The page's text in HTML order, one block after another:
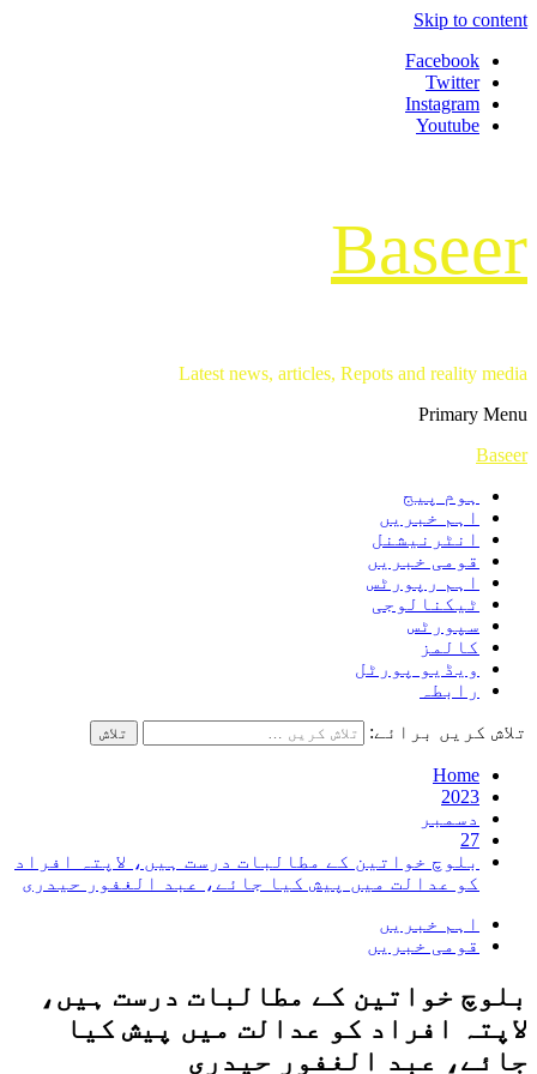
Skip to content
Facebook
Twitter
Instagram
Youtube
Baseer
Latest news, articles, Repots and reality media
Primary Menu
Baseer
ہوم پیج
اہم خبریں
انٹرنیشنل
قومی خبریں
اہم رپورٹس
ٹیکنالوجی
سپورٹس
کالمز
ویڈیو پورٹل
رابطہ
تلاش کریں برائے:
Home
2023
دسمبر
27
بلوچ خواتین کے مطالبات درست ہیں، لاپتہ افراد
کو عدالت میں پیش کیا جائے، عبد الغفور حیدری
اہم خبریں
قومی خبریں
بلوچ خواتین کے مطالبات درست ہیں،
لاپتہ افراد کو عدالت میں پیش کیا
جائے، عبد الغفور حیدری